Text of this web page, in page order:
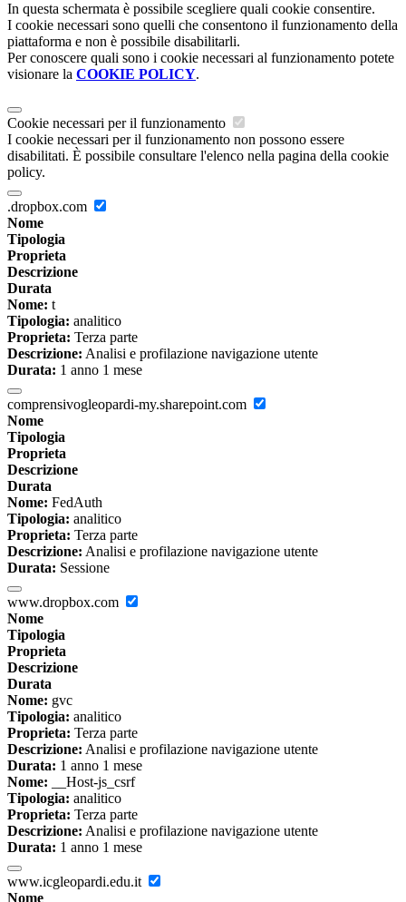
In questa schermata è possibile scegliere quali cookie consentire.
I cookie necessari sono quelli che consentono il funzionamento della
piattaforma e non è possibile disabilitarli.
Per conoscere quali sono i cookie necessari al funzionamento potete
visionare la COOKIE POLICY.
Cookie necessari per il funzionamento
I cookie necessari per il funzionamento non possono essere
disabilitati. È possibile consultare l'elenco nella pagina della cookie
policy.
.dropbox.com
Nome
Tipologia
Proprieta
Descrizione
Durata
Nome: t
Tipologia: analitico
Proprieta: Terza parte
Descrizione: Analisi e profilazione navigazione utente
Durata: 1 anno 1 mese
comprensivogleopardi-my.sharepoint.com
Nome
Tipologia
Proprieta
Descrizione
Durata
Nome: FedAuth
Tipologia: analitico
Proprieta: Terza parte
Descrizione: Analisi e profilazione navigazione utente
Durata: Sessione
www.dropbox.com
Nome
Tipologia
Proprieta
Descrizione
Durata
Nome: gvc
Tipologia: analitico
Proprieta: Terza parte
Descrizione: Analisi e profilazione navigazione utente
Durata: 1 anno 1 mese
Nome: __Host-js_csrf
Tipologia: analitico
Proprieta: Terza parte
Descrizione: Analisi e profilazione navigazione utente
Durata: 1 anno 1 mese
www.icgleopardi.edu.it
Nome